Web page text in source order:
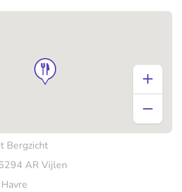
Bergzicht
AR Vijlen